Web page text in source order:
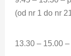
(od nr 1 do nr
13.30 – 15.00